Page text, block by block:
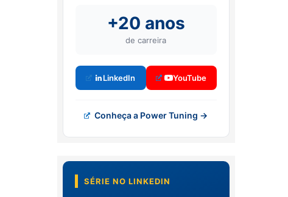
+20 anos
de carreira
LinkedIn YouTube
Conheça a Power Tuning →
SÉRIE NO LINKEDIN